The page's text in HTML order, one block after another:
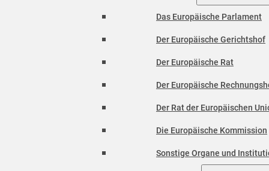
Das Europäische Parlament
Der Europäische Gerichtshof
Der Europäische Rat
Der Europäische
Der Rat der Europäischen
Die Europäische Kommission
Sonstige Organe und